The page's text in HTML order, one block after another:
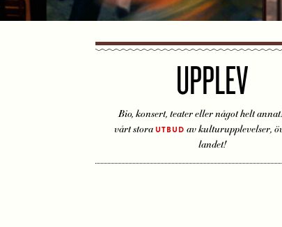
UPPLEV
Bio, konsert, teater eller något helt
vårt storaUTBUD av kulturupplevelser,
landet!